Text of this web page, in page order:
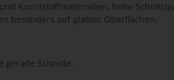
Kunststoffmaterialien, hohe
besonders auf glatten Oberflächen.
gerade Schnitte.